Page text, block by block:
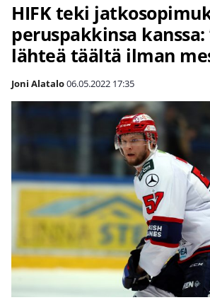
HIFK teki
peruspakkinsa kanssa:
lähteä täältä ilman
Joni Alatalo06.05.2022 17:35